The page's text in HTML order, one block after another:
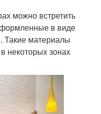
можно встретить
в виде
Такие материалы
некоторых зонах